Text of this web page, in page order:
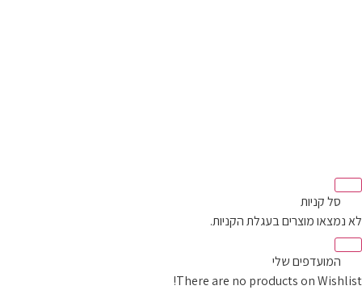
סל קניות‬
מוצרים בעגלת הקניות.
המועדפים שלי
There are no products on